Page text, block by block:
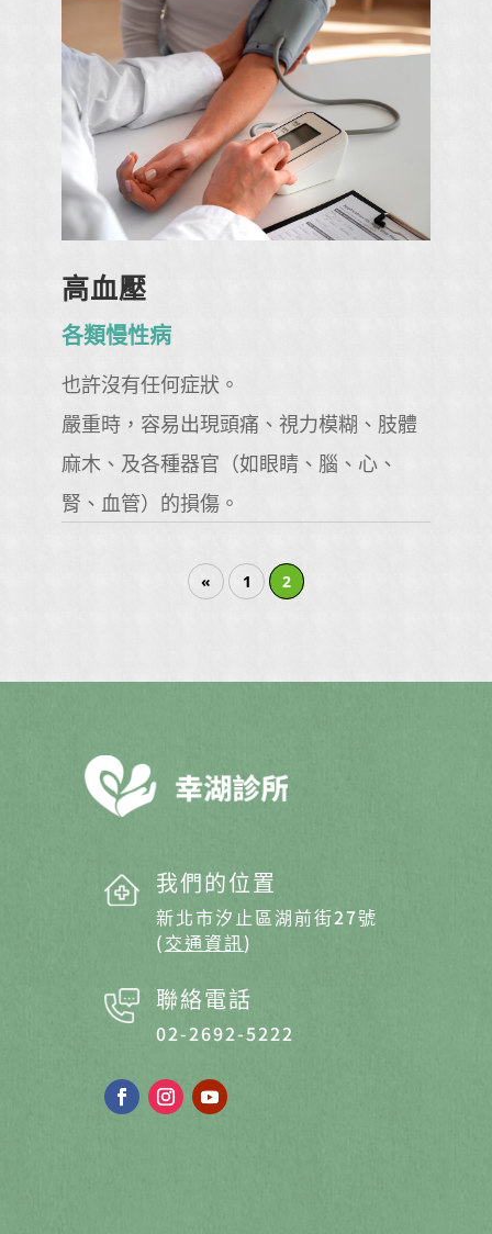
高血壓
各類慢性病
也許沒有任何症狀。
嚴重時，容易出現頭痛、視力模糊、肢體
麻木、及各種器官（如眼睛、腦、心、
腎、血管）的損傷。
« 1 2
我們的位置
新北市汐止區湖前街27號
(交通資訊)
聯絡電話
02-2692-5222